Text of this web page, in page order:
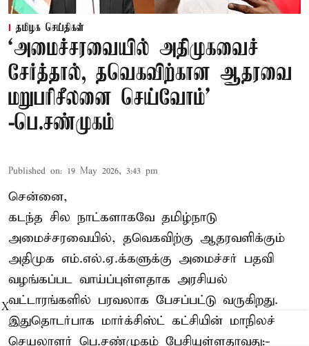
தமிழக செய்திகள்
‘அமைச்சரவையில் அதிமுகவைச்
சேர்த்தால், தவெகவிற்கான ஆதரவை
மறுபரிசீலனை செய்வோம்'
-பெ.சண்முகம்
Published on: 19 May 2026, 3:43 pm
சென்னை,
கடந்த சில நாட்களாகவே தமிழ்நாடு
அமைச்சரவையில், தவெகவிற்கு ஆதரவளிக்கும்
அதிமுக எம்.எல்.ஏ.க்களுக்கு அமைச்சர் பதவி
வழங்கப்பட வாய்ப்புள்ளதாக அரசியல்
வட்டாரங்களில் பரவலாக பேசப்பட்டு வருகிறது.
இதுதொடர்பாக மார்க்சிஸ்ட் கட்சியின் மாநிலச்
செயலாளர் பெ.சண்முகம் பேசியுள்ளதாவது:-
X